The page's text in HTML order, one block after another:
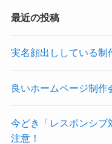
最近の投稿
実名顔出ししている制
良いホームページ制作
今どき「レスポンシブ
注意！